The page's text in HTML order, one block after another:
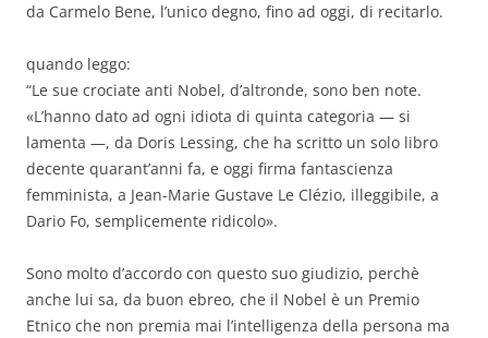
da Carmelo Bene, l’unico degno, fino ad oggi, di recitarlo.
quando leggo:
“Le sue crociate anti Nobel, d’altronde, sono ben note.
«L’hanno dato ad ogni idiota di quinta categoria — si
lamenta —, da Doris Lessing, che ha scritto un solo libro
decente quarant’anni fa, e oggi firma fantascienza
femminista, a Jean-Marie Gustave Le Clézio, illeggibile, a
Dario Fo, semplicemente ridicolo».
Sono molto d’accordo con questo suo giudizio, perchè
anche lui sa, da buon ebreo, che il Nobel è un Premio
Etnico che non premia mai l’intelligenza della persona ma